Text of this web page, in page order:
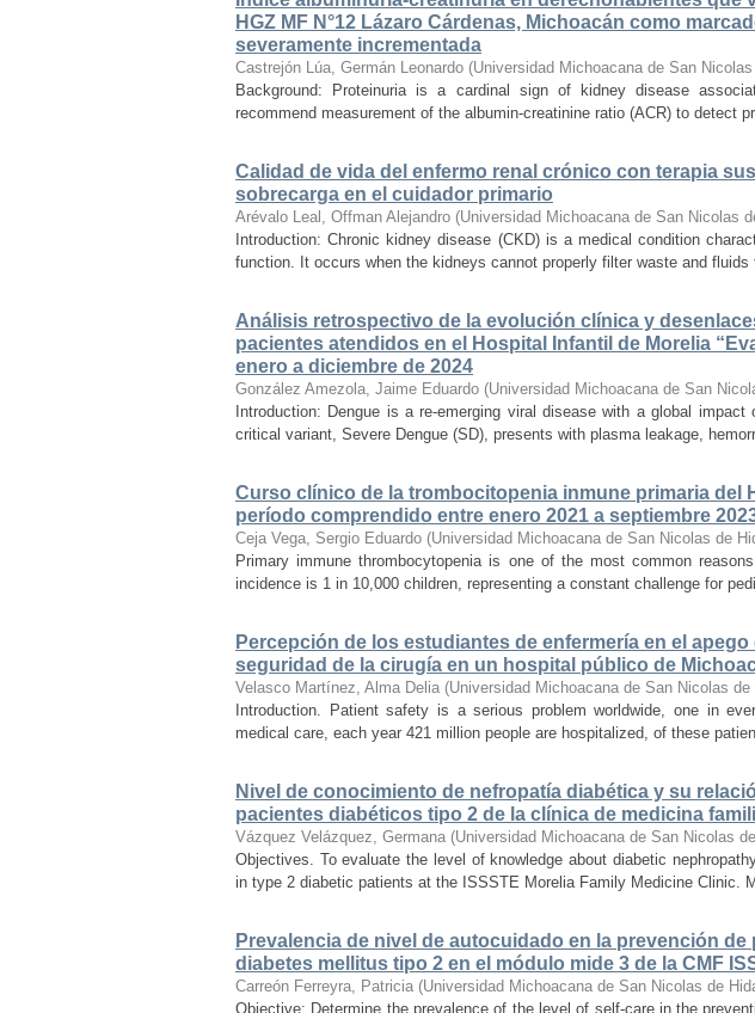
HGZ MF N°12 Lázaro Cárdenas, Michoacán como
severamente incrementada
Castrejón Lúa, Germán Leonardo (Universidad Michoacana de San
Background: Proteinuria is a cardinal sign of kidney disease
recommend measurement of the albumin-creatinine ratio (ACR) to detect
Calidad de vida del enfermo renal crónico con terapia
sobrecarga en el cuidador primario
Arévalo Leal, Offman Alejandro (Universidad Michoacana de San Nicolas
Introduction: Chronic kidney disease (CKD) is a medical condition
function. It occurs when the kidneys cannot properly filter waste and
Análisis retrospectivo de la evolución clínica y
pacientes atendidos en el Hospital Infantil de Morelia
enero a diciembre de 2024
González Amezola, Jaime Eduardo (Universidad Michoacana de San
Introduction: Dengue is a re-emerging viral disease with a global
critical variant, Severe Dengue (SD), presents with plasma leakage,
Curso clínico de la trombocitopenia inmune primaria del
período comprendido entre enero 2021 a septiembre
Ceja Vega, Sergio Eduardo (Universidad Michoacana de San Nicolas de
Primary immune thrombocytopenia is one of the most common
incidence is 1 in 10,000 children, representing a constant challenge for
Percepción de los estudiantes de enfermería en el
seguridad de la cirugía en un hospital público de
Velasco Martínez, Alma Delia (Universidad Michoacana de San Nicolas de
Introduction. Patient safety is a serious problem worldwide, one in
medical care, each year 421 million people are hospitalized, of these
Nivel de conocimiento de nefropatía diabética y su
pacientes diabéticos tipo 2 de la clínica de medicina
Vázquez Velázquez, Germana (Universidad Michoacana de San Nicolas
Objectives. To evaluate the level of knowledge about diabetic
in type 2 diabetic patients at the ISSSTE Morelia Family Medicine Clinic.
Prevalencia de nivel de autocuidado en la prevención
diabetes mellitus tipo 2 en el módulo mide 3 de la CMF
Carreón Ferreyra, Patricia (Universidad Michoacana de San Nicolas de
Objective: Determine the prevalence of the level of self-care in the